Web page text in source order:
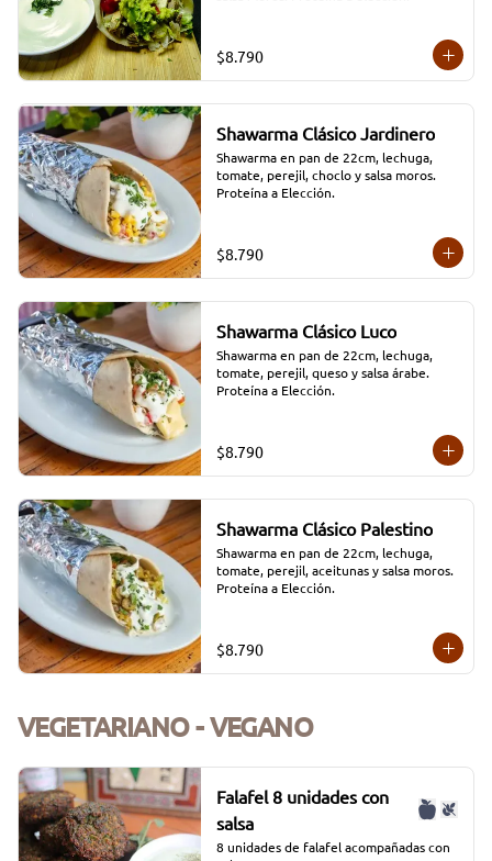
$8.790
Shawarma Clásico Jardinero
Shawarma en pan de 22cm, lechuga,
tomate, perejil, choclo y salsa moros.
Proteína a Elección.
$8.790
Shawarma Clásico Luco
Shawarma en pan de 22cm, lechuga,
tomate, perejil, queso y salsa árabe.
Proteína a Elección.
$8.790
Shawarma Clásico Palestino
Shawarma en pan de 22cm, lechuga,
tomate, perejil, aceitunas y salsa moros.
Proteína a Elección.
$8.790
VEGETARIANO - VEGANO
Falafel 8 unidades con
salsa
8 unidades de falafel acompañadas con